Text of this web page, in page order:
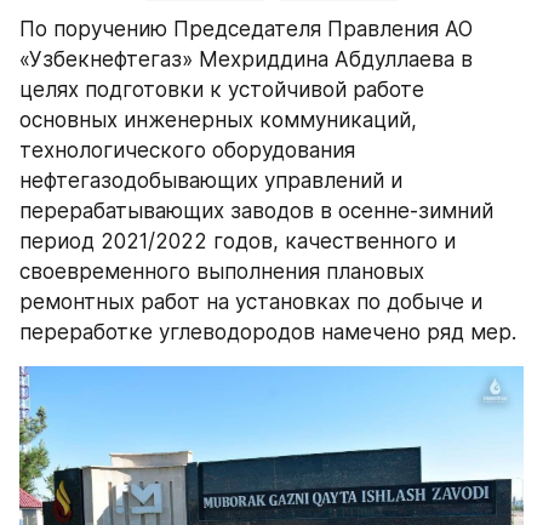
По поручению Председателя Правления АО
«Узбекнефтегаз» Мехриддина Абдуллаева в
целях подготовки к устойчивой работе
основных инженерных коммуникаций,
технологического оборудования
нефтегазодобывающих управлений и
перерабатывающих заводов в осенне-зимний
период 2021/2022 годов, качественного и
своевременного выполнения плановых
ремонтных работ на установках по добыче и
переработке углеводородов намечено ряд мер.